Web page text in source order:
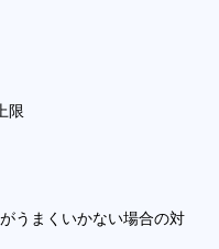
限
うまくいかない場合の対